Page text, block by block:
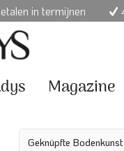
in termijnen
Magazine
Geknüpfte